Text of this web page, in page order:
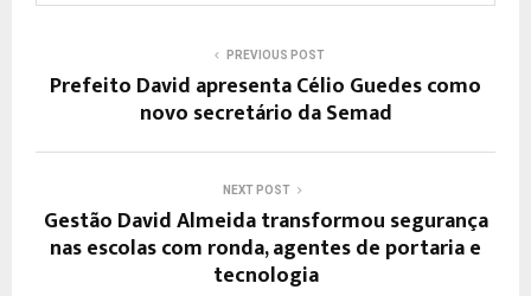
PREVIOUS POST
Prefeito David apresenta Célio Guedes como
novo secretário da Semad
NEXT POST
Gestão David Almeida transformou segurança
nas escolas com ronda, agentes de portaria e
tecnologia